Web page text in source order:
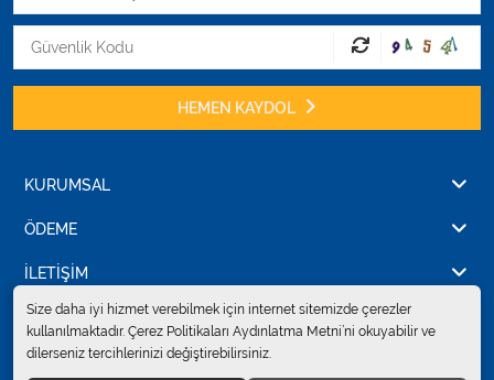
HEMEN KAYDOL
KURUMSAL
ÖDEME
İLETİŞİM
© 2024Erkent Sağlık Ürünleri Pazarlama San.ve Tic. Ltd.Şti.
Size daha iyi hizmet verebilmek için internet sitemizde çerezler
kullanılmaktadır. Çerez Politikaları Aydınlatma Metni’ni okuyabilir ve
dilerseniz tercihlerinizi değiştirebilirsiniz.